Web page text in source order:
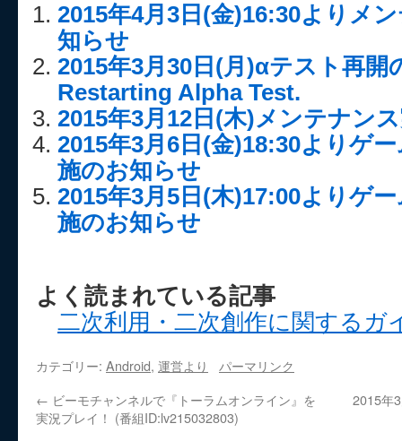
2015年4月3日(金)16:30よりメ
知らせ
2015年3月30日(月)αテスト再開
Restarting Alpha Test.
2015年3月12日(木)メンテナン
2015年3月6日(金)18:30よりゲ
施のお知らせ
2015年3月5日(木)17:00よりゲ
施のお知らせ
よく読まれている記事
二次利用・二次創作に関するガ
カテゴリー: Android, 運営より
パーマリンク
← ビーモチャンネルで『トーラムオンライン』を
実況プレイ！ (番組ID:lv215032803)
2015年